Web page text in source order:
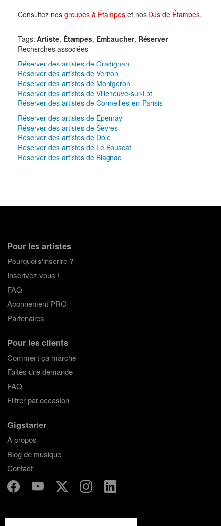
Consultez nos groupes à Étampeset nos DJs de Étampes.
Tags: Artiste, Étampes, Embaucher, Réserver
Recherches associées
Réserver des artistes de Gradignan
Réserver des artistes de Vernon
Réserver des artistes de Montgeron
Réserver des artistes de Villeneuve-sur-Lot
Réserver des artistes de Cormeilles-en-Parisis
Réserver des artistes de Épernay
Réserver des artistes de Sèvres
Réserver des artistes de Dole
Réserver des artistes de Le Bouscat
Réserver des artistes de Blagnac
Pour les artistes
Pourquoi s'inscrire ?
Inscrivez-vous !
FAQ
Abonnement PRO
Partenaires
Pour les clients
Comment ça marche
Faites une demande
FAQ
Filtrer par occasion
Gigstarter
A propos
Blog de musique
Contact